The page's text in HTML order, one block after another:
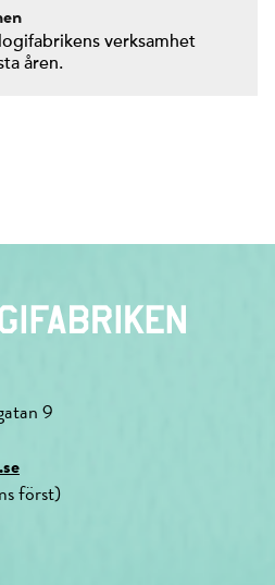
verksamhet
åren.
9
först)